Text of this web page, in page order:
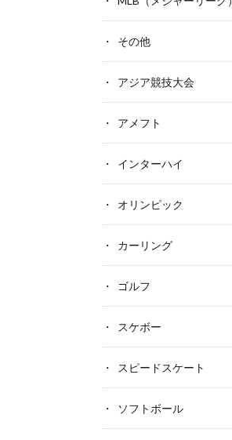
その他
アジア競技大会
アメフト
インターハイ
オリンピック
カーリング
ゴルフ
スケボー
スピードスケート
ソフトボール